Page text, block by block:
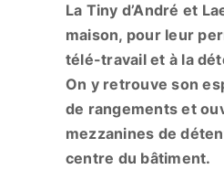
La Tiny d’André et
maison, pour leur
télé-travail et à la
On y retrouve son
de rangements et
mezzanines de
centre du bâtiment.